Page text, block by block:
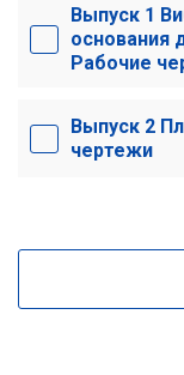
Выпуск 1
основания
Рабочие
Выпуск 2
чертежи